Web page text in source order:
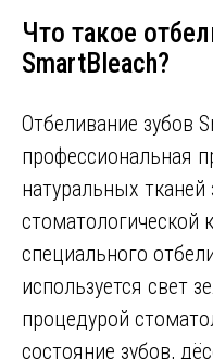
Что такое
SmartBleach?
Отбеливание зубов
профессиональная
натуральных тканей
стоматологической
специального
используется свет
процедурой
состояние зубов,